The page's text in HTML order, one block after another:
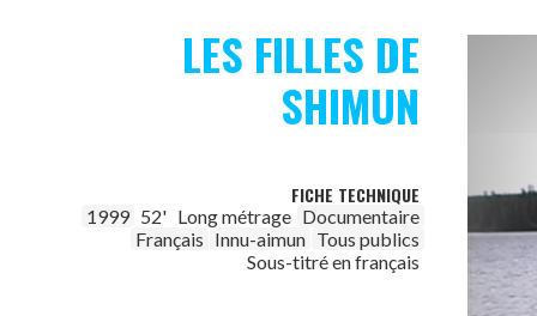
LES FILLES DE
SHIMUN
FICHE TECHNIQUE
1999 52' Long métrage Documentaire
Français Innu-aimun Tous publics
Sous-titré en français